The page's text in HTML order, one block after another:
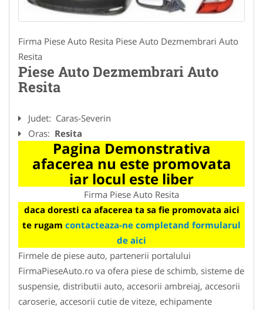
Firma Piese Auto Resita Piese Auto Dezmembrari Auto
Resita
Piese Auto Dezmembrari Auto
Resita
Judet: Caras-Severin
Oras: Resita
Pagina Demonstrativa
afacerea nu este promovata
iar locul este liber
Firma Piese Auto Resita
daca doresti ca afacerea ta sa fie promovata aici
te rugam contacteaza-ne completand formularul
de aici
Firmele de piese auto, partenerii portalului
FirmaPieseAuto.ro va ofera piese de schimb, sisteme de
suspensie, distributii auto, accesorii ambreiaj, accesorii
caroserie, accesorii cutie de viteze, echipamente